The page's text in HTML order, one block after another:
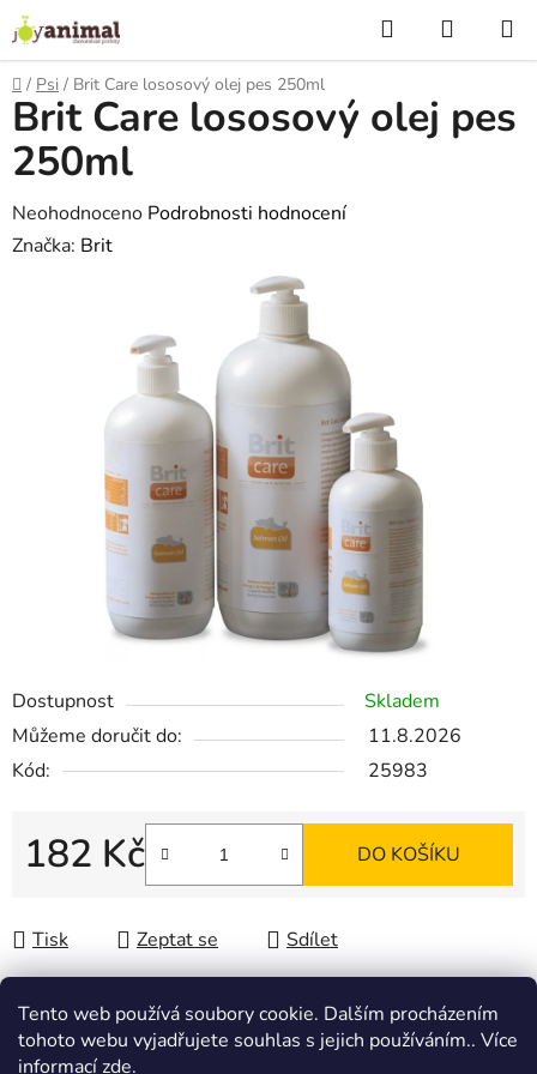
Tento web používá soubory cookie. Dalším procházením
tohoto webu vyjadřujete souhlas s jejich používáním.. Více
informacízde.
Přejít
na
obsah
Hledat
KOŠÍK
Domů
/ Psi / Brit Care lososový olej pes 250ml
Dostupnost
Skladem
Můžeme doručit do:
11.8.2026
Kód:
25983
182 Kč DO KOŠÍKU
Tisk Zeptat se Sdílet
Brit Care lososový olej pes
250ml
Průměrné
hodnocení
Neohodnoceno Podrobnosti hodnocení
Značka: Brit
Popis